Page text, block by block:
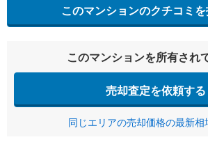
このマンションのクチコミ
このマンションを所有され
売却査定を依頼する
同じエリアの売却価格の最新相